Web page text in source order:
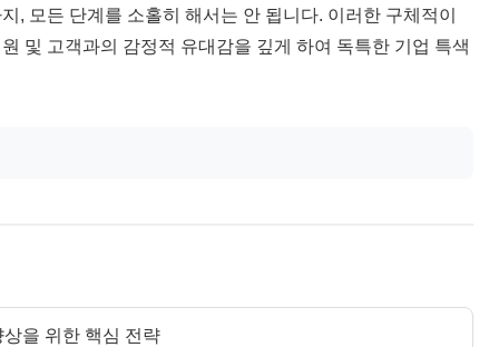
, 모든 단계를 소홀히 해서는 안 됩니다. 이러한 구체적이
및 고객과의 감정적 유대감을 깊게 하여 독특한 기업 특색
을 위한 핵심 전략